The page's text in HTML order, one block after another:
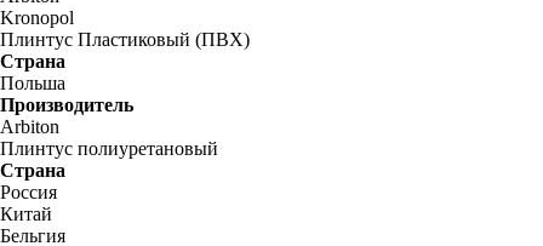
Kronopol
Плинтус Пластиковый (ПВХ)
Страна
Польша
Производитель
Arbiton
Плинтус полиуретановый
Страна
Россия
Китай
Бельгия